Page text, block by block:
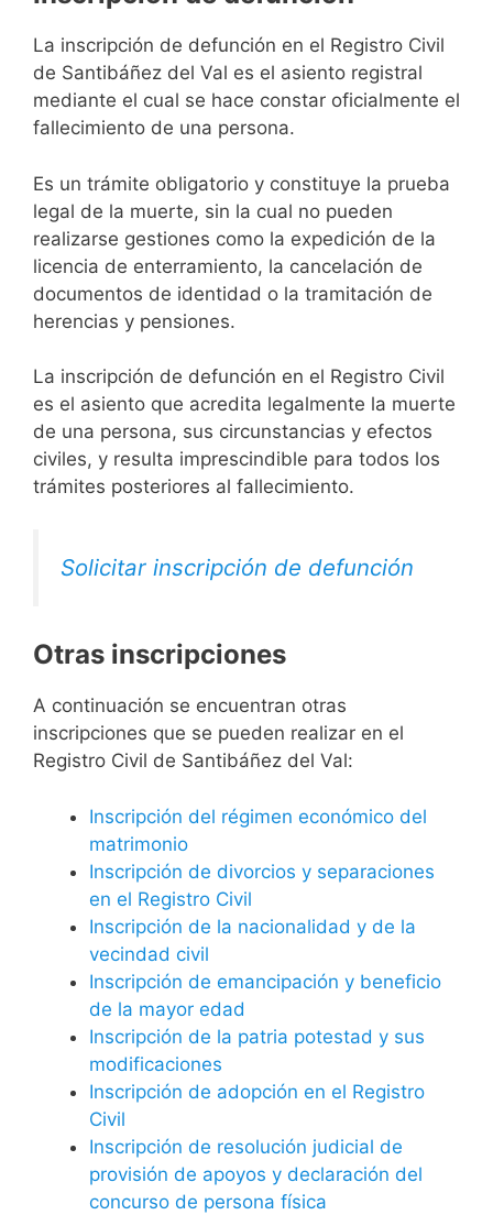
La inscripción de defunción en el Registro Civil
de Santibáñez del Val es el asiento registral
mediante el cual se hace constar oficialmente el
fallecimiento de una persona.
Es un trámite obligatorio y constituye la prueba
legal de la muerte, sin la cual no pueden
realizarse gestiones como la expedición de la
licencia de enterramiento, la cancelación de
documentos de identidad o la tramitación de
herencias y pensiones.
La inscripción de defunción en el Registro Civil
es el asiento que acredita legalmente la muerte
de una persona, sus circunstancias y efectos
civiles, y resulta imprescindible para todos los
trámites posteriores al fallecimiento.
Solicitar inscripción de defunción
Otras inscripciones
A continuación se encuentran otras
inscripciones que se pueden realizar en el
Registro Civil de Santibáñez del Val:
Inscripción del régimen económico del
matrimonio
Inscripción de divorcios y separaciones
en el Registro Civil
Inscripción de la nacionalidad y de la
vecindad civil
Inscripción de emancipación y beneficio
de la mayor edad
Inscripción de la patria potestad y sus
modificaciones
Inscripción de adopción en el Registro
Civil
Inscripción de resolución judicial de
provisión de apoyos y declaración del
concurso de persona física